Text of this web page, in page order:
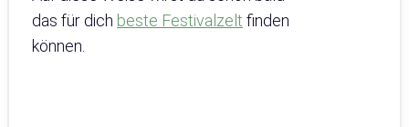
das für dich beste Festivalzelt finden
können.